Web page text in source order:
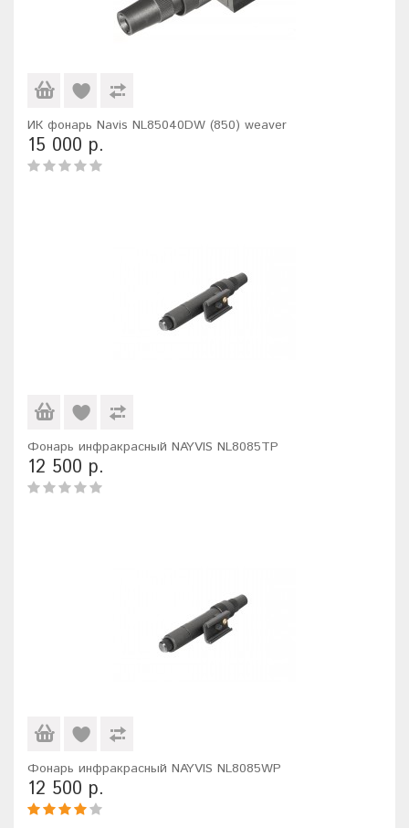
ИК фонарь Navis NL85040DW (850) weaver
15 000 р.
Фонарь инфракрасный NAYVIS NL8085TP
12 500 р.
Фонарь инфракрасный NAYVIS NL8085WP
12 500 р.